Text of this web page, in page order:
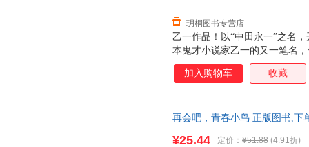
乙一作品！以“中田永一”之名
本鬼才小说家乙一的又一笔名
一”，和以纤柔和悲凄为基调的
《GOTH断掌事件》《我所创
2012年本屋大赏NO.4，青春小
玥桐图书专营店
加入购物车 收藏
再会吧，青春小鸟 正版图书,下
¥25.44 定价： ¥51.88 (4.91折)